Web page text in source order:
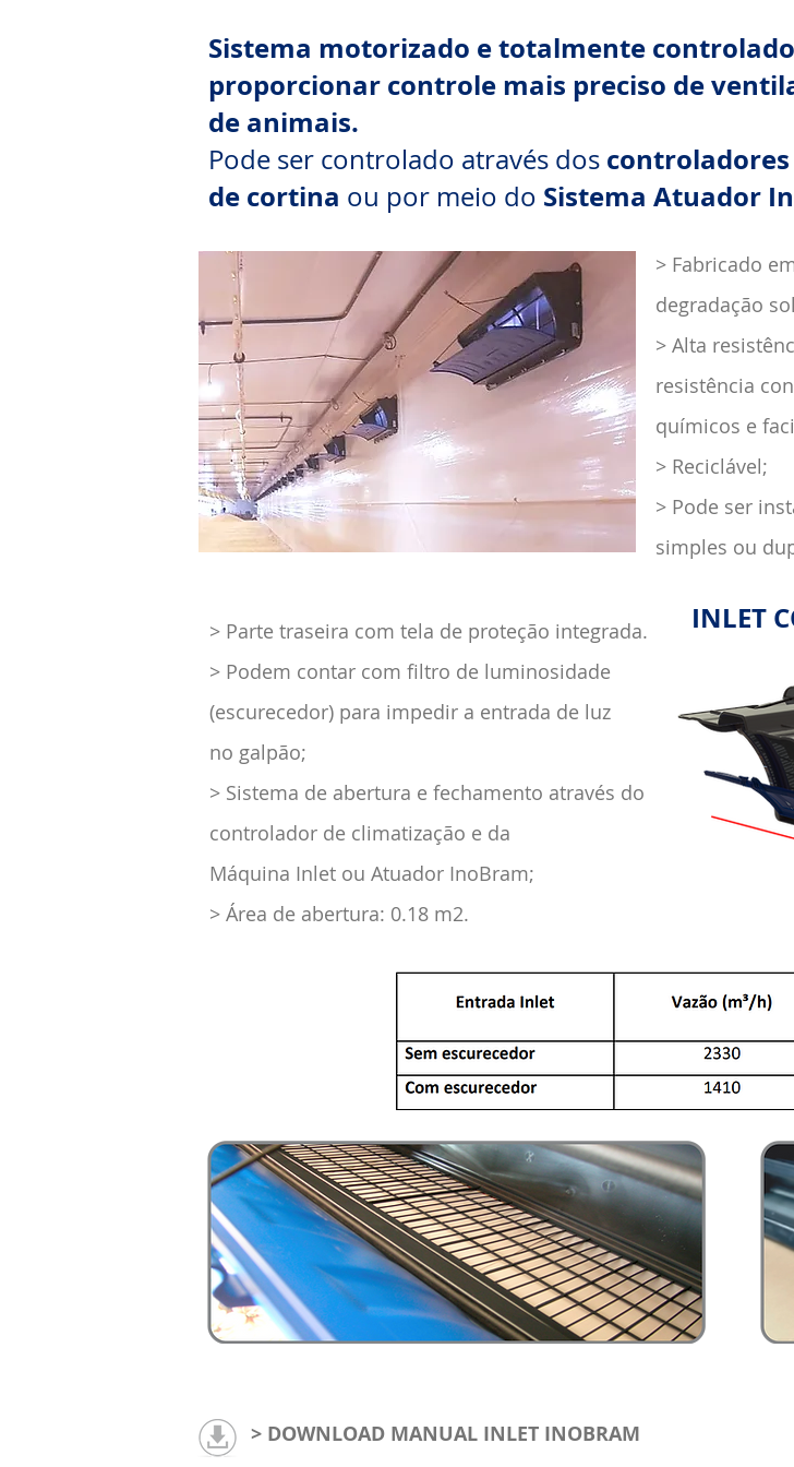
Sistema motorizado e totalmente
proporcionar controle mais preciso de
de animais.
Pode ser controlado através dos
de cortina ou por meio do Sistema Atuador
> Fabricado
degradação
> Alta
resistência
químicos e
> Reciclável;
> Pode ser
simples ou
INLET
> Parte traseira com tela de proteção integrada.
> Podem contar com filtro de luminosidade
(escurecedor) para impedir a entrada de luz
no galpão;
> Sistema de abertura e fechamento através do
controlador de climatização e da
Máquina Inlet ou Atuador InoBram;
> Área de abertura: 0.18 m2.
> DOWNLOAD MANUAL INLET INOBRAM